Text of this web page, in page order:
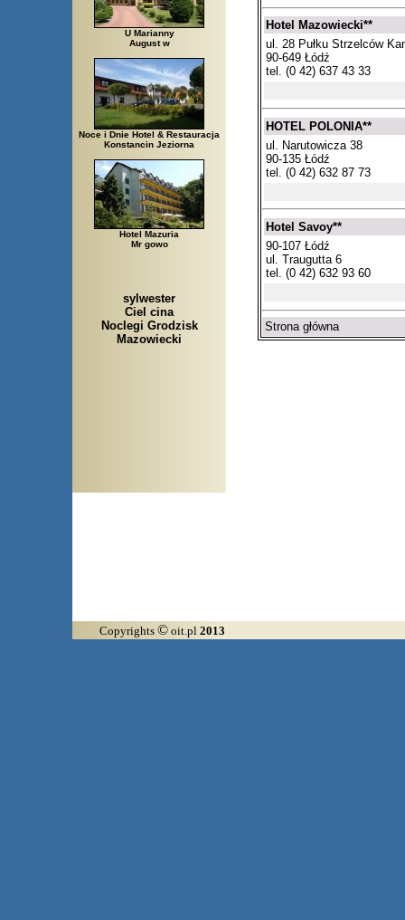
U Marianny
August w
Noce i Dnie Hotel & Restauracja
Konstancin Jeziorna
Hotel Mazuria
Mr gowo
sylwester
Ciel cina
Noclegi Grodzisk
Mazowiecki
Hotel Mazowiecki**
ul. 28 Pułku Strzelców
90-649 Łódź
tel. (0 42) 637 43 33
HOTEL POLONIA**
ul. Narutowicza 38
90-135 Łódź
tel. (0 42) 632 87 73
Hotel Savoy**
90-107 Łódź
ul. Traugutta 6
tel. (0 42) 632 93 60
Strona główna
Copyrights © oit.pl 2013